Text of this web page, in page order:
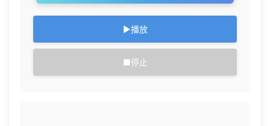
▶播放
■停止